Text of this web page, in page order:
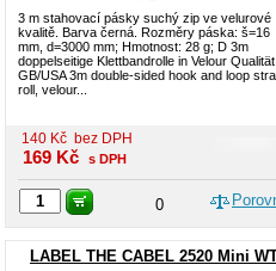
3 m stahovací pásky suchý zip ve velurové
kvalitě. Barva černá. Rozměry páska: š=16
mm, d=3000 mm; Hmotnost: 28 g; D 3m
doppelseitige Klettbandrolle in Velour
GB/USA 3m double-sided hook and loop
roll, velour...
140 Kč bez DPH
169 Kč s DPH
0
LABEL THE CABEL 2520 Mini